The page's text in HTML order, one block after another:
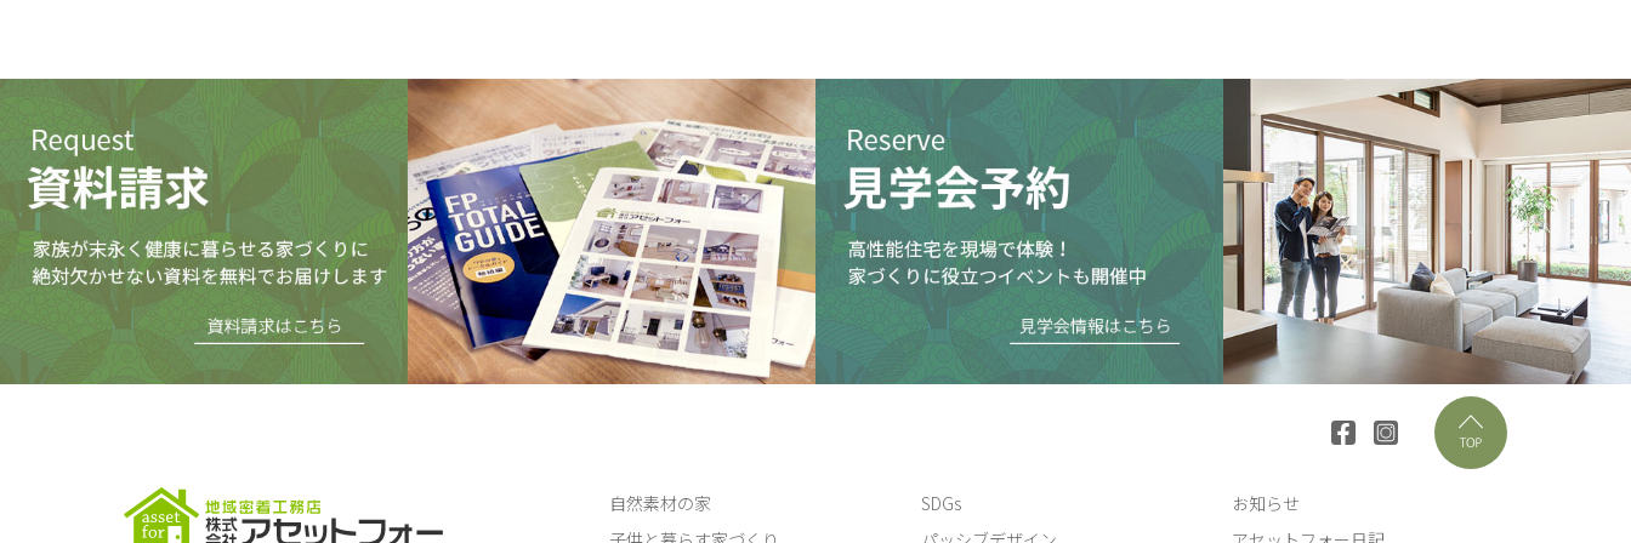
自然素材の家
SDGs
お知らせ